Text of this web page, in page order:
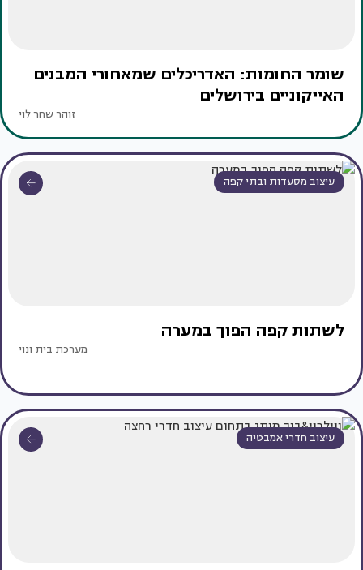
שומר החומות: האדריכלים שמאחורי המבנים
האייקוניים בירושלים
זוהר שחר לוי
עיצוב מסעדות ובתי קפה
לשתות קפה הפוך במערה
מערכת בית ונוי
עיצוב חדרי אמבטיה